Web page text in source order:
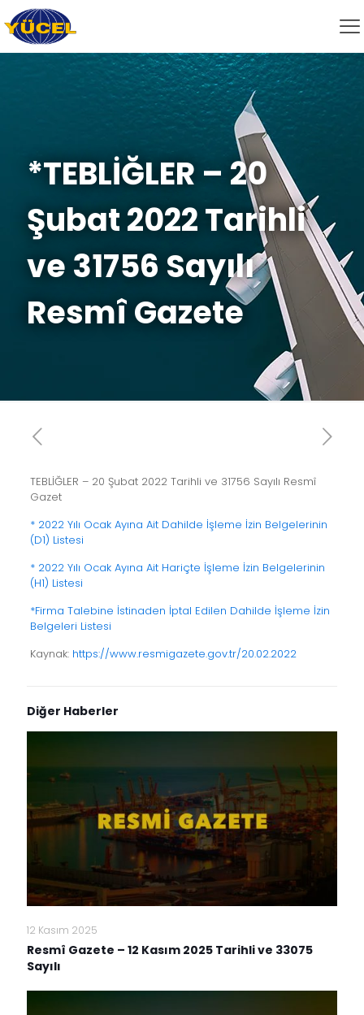
*TEBLİĞLER – 20
Şubat 2022 Tarihli
ve 31756 Sayılı
Resmî Gazete
TEBLİĞLER – 20 Şubat 2022 Tarihli ve 31756 Sayılı Resmî
Gazet
* 2022 Yılı Ocak Ayına Ait Dahilde İşleme İzin Belgelerinin
(D1) Listesi
* 2022 Yılı Ocak Ayına Ait Hariçte İşleme İzin Belgelerinin
(H1) Listesi
*Firma Talebine İstinaden İptal Edilen Dahilde İşleme İzin
Belgeleri Listesi
Kaynak: https://www.resmigazete.gov.tr/20.02.2022
Diğer Haberler
12 Kasım 2025
Resmî Gazete – 12 Kasım 2025 Tarihli ve 33075
Sayılı